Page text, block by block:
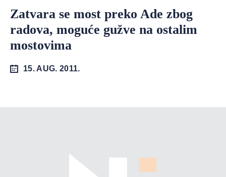
Zatvara se most preko Ade zbog
radova, moguće gužve na ostalim
mostovima
15. AUG. 2011.